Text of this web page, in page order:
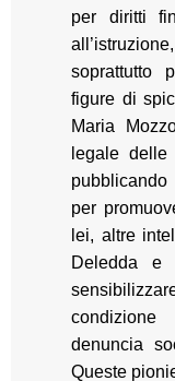
per diritti
soprattutto
figure di
Maria
legale
per
lei, altre
Deledda e
denuncia
Queste